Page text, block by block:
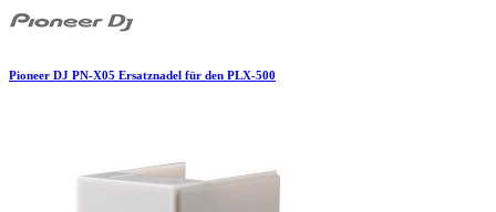
Pioneer DJ PN-X05 Ersatznadel für den PLX-500